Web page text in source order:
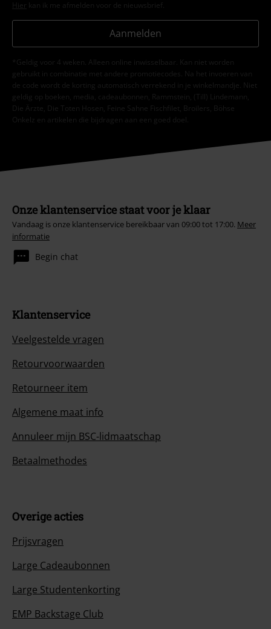
Hier kan ik me afmelden voor de nieuwsbrief.
Aanmelden
*Geldig voor 4 weken. Alleen online inwisselbaar. Kan niet worden
gebruikt in combinatie met andere promotiecodes. Na het invoeren van
de code wordt de korting automatisch verrekend in je winkelmandje. Niet
geldig op boeken, media, cadeaubonnen, Rammstein, (Till) Lindemann,
Die Ärzte, Die Toten Hosen, Feine Sahne Fischfilet, Broilers, Böhse
Onkelz en artikelen die bijdragen aan een goed doel.
Onze klantenservice staat voor je klaar
Vandaag is onze klantenservice bereikbaar van 09:00 tot 17:00. Meer
informatie
Begin chat
Klantenservice
Veelgestelde vragen
Retourvoorwaarden
Retourneer item
Algemene maat info
Annuleer mijn BSC-lidmaatschap
Betaalmethodes
Overige acties
Prijsvragen
Large Cadeaubonnen
Large Studentenkorting
EMP Backstage Club